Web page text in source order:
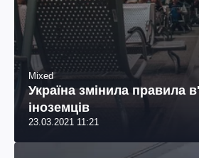
Mixed
Україна змінила правила
іноземців
23.03.2021 11:21